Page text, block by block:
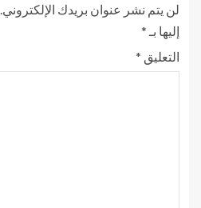
لن يتم نشر عنوان بريدك الإلكتروني.
إليها بـ *
التعليق *